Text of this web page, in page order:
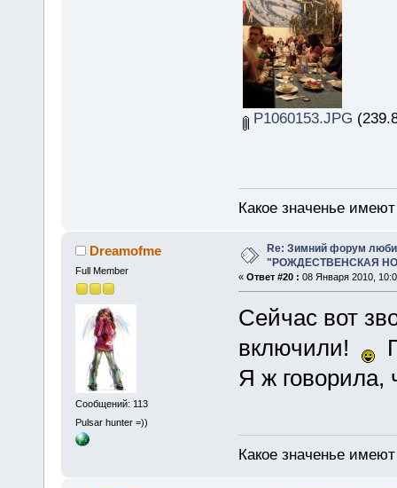
P1060153.JPG
Какое значенье
Dreamofme
Full Member
Сообщений: 113
Pulsar hunter =))
Re: Зимний форум
"РОЖДЕСТВЕНСКАЯ
« Ответ #20 : 08 Января 2010,
Сейчас вот
включили!
Я ж говорила,
Какое значенье